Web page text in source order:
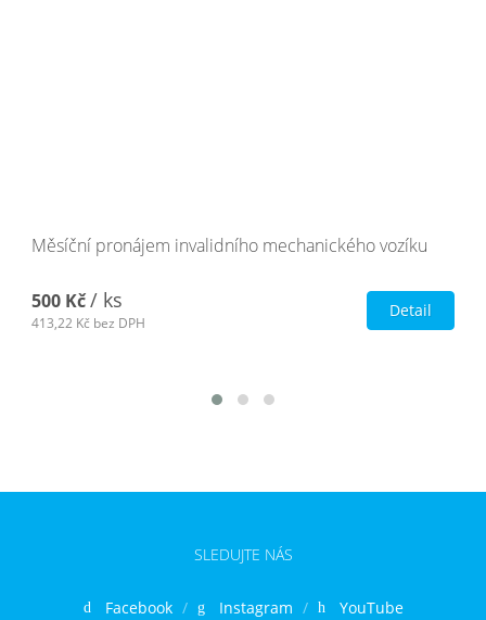
Měsíční pronájem invalidního mechanického vozíku
500 Kč/ ks
413,22 Kč bez DPH
Detail
SLEDUJTE NÁS
Facebook Instagram
YouTube